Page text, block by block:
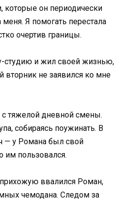
которые он периодически
Я помогать перестала
очертив границы.
студию и жил своей жизнью,
вторник не заявился ко мне
с тяжелой дневной смены.
собираясь поужинать. В
— у Романа был свой
им пользовался.
ввалился Роман,
чемодана. Следом за